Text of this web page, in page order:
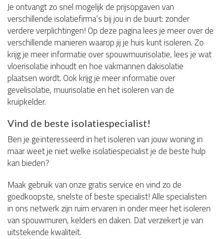
Je ontvangt zo snel mogelijk de prijsopgaven van
verschillende isolatiefirma’s bij jou in de buurt: zonder
verdere verplichtingen! Op deze pagina lees je meer over de
verschillende manieren waarop jij je huis kunt isoleren. Zo
krijg je meer informatie over spouwmuurisolatie, lees je wat
vloerisolatie inhoudt en hoe vakmannen dakisolatie
plaatsen wordt. Ook krijg je meer informatie over
gevelisolatie, muurisolatie en het isoleren van de
kruipkelder.
Vind de beste isolatiespecialist!
Ben je geïnteresseerd in het isoleren van jouw woning in
maar weet je niet welke isolatiespecialist je de beste hulp
kan bieden?
Maak gebruik van onze gratis service en vind zo de
goedkoopste, snelste of beste specialist! Alle specialisten
in ons netwerk zijn ruim ervaren in onder meer het isoleren
van spouwmuren, kelders en daken. Dat verzekert je van
uitstekende kwaliteit.